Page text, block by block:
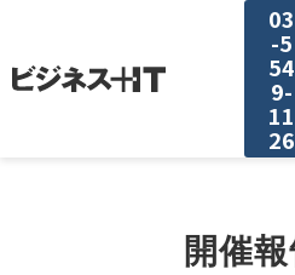
03
-5
54
9-
11
26
開催